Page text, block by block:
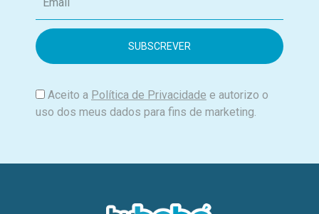
m
i
Aceito a Política de Privacidade e autorizo o
uso dos meus dados para fins de marketing.